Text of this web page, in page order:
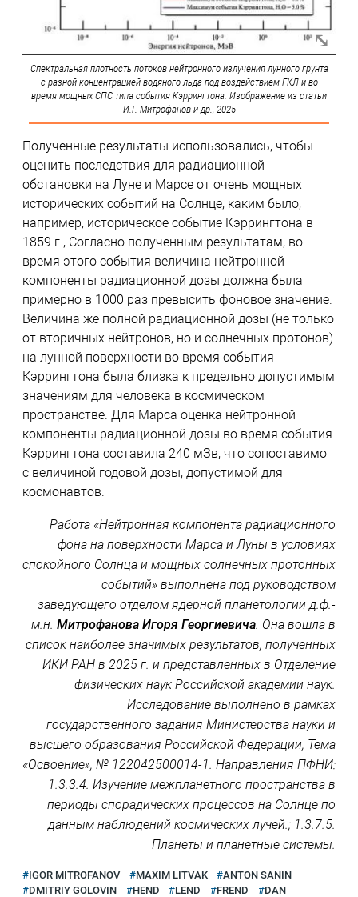
Спектральная плотность потоков нейтронного излучения лунного грунта
с разной концентрацией водяного льда под воздействием ГКЛ и во
время мощных СПС типа события Кэррингтона. Изображение из статьи
И.Г. Митрофанов и др., 2025
Полученные результаты использовались, чтобы
оценить последствия для радиационной
обстановки на Луне и Марсе от очень мощных
исторических событий на Солнце, каким было,
например, историческое событие Кэррингтона в
1859 г., Согласно полученным результатам, во
время этого события величина нейтронной
компоненты радиационной дозы должна была
примерно в 1000 раз превысить фоновое значение.
Величина же полной радиационной дозы (не только
от вторичных нейтронов, но и солнечных протонов)
на лунной поверхности во время события
Кэррингтона была близка к предельно допустимым
значениям для человека в космическом
пространстве. Для Марса оценка нейтронной
компоненты радиационной дозы во время события
Кэррингтона составила 240 мЗв, что сопоставимо
с величиной годовой дозы, допустимой для
космонавтов.
Работа «Нейтронная компонента радиационного
фона на поверхности Марса и Луны в условиях
спокойного Солнца и мощных солнечных протонных
событий» выполнена под руководством
заведующего отделом ядерной планетологии д.ф.-
м.н.Митрофанова Игоря Георгиевича. Она вошла в
список наиболее значимых результатов, полученных
ИКИ РАН в 2025 г. и представленных в Отделение
физических наук Российской академии наук.
Исследование выполнено в рамках
государственного задания Министерства науки и
высшего образования Российской Федерации, Тема
«Освоение», № 122042500014-1. Направления ПФНИ:
1.3.3.4. Изучение межпланетного пространства в
периоды спорадических процессов на Солнце по
данным наблюдений космических лучей.; 1.3.7.5.
Планеты и планетные системы.
IGOR MITROFANOV MAXIM LITVAK
ANTON SANIN
DMITRIY GOLOVIN
HEND LEND FREND
DAN